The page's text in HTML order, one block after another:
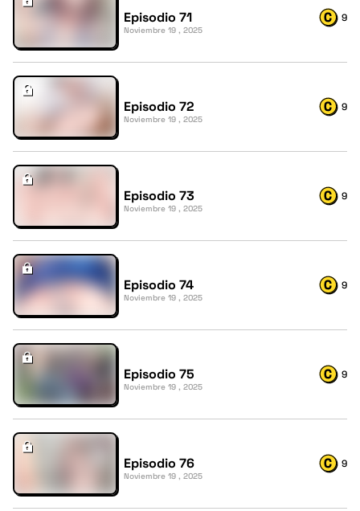
Episodio 71
Noviembre 19 , 2025
9
Episodio 72
Noviembre 19 , 2025
9
Episodio 73
Noviembre 19 , 2025
9
Episodio 74
Noviembre 19 , 2025
9
Episodio 75
Noviembre 19 , 2025
9
Episodio 76
Noviembre 19 , 2025
9